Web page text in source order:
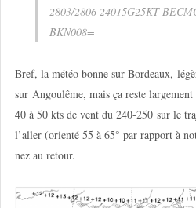
2803/2806 24015G25KT
BKN008=
Bref, la météo bonne sur Bordeaux,
sur Angoulême, mais ça reste
40 à 50 kts de vent du 240-250 sur le
l’aller (orienté 55 à 65° par rapport à
nez au retour.